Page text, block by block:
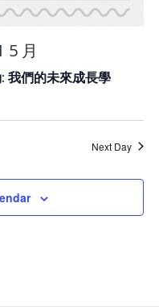
5 月
我們的未來成長學
Next Day